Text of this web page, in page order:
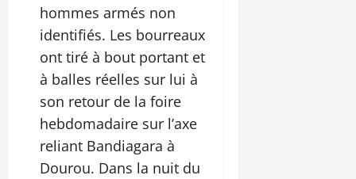
hommes armés non
identifiés. Les bourreaux
ont tiré à bout portant et
à balles réelles sur lui à
son retour de la foire
hebdomadaire sur l’axe
reliant Bandiagara à
Dourou. Dans la nuit du